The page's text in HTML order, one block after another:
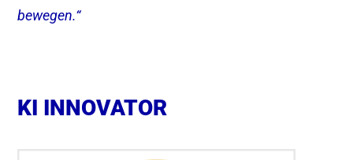
bewegen.“
KI INNOVATOR